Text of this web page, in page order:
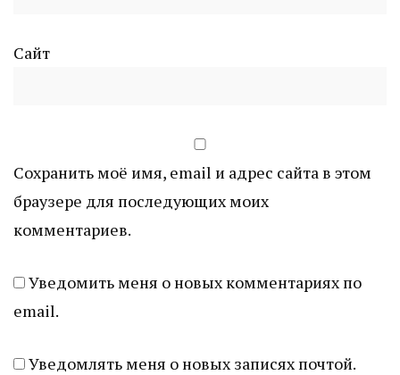
Сайт
Сохранить моё имя, email и адрес сайта в этом
браузере для последующих моих
комментариев.
Уведомить меня о новых комментариях по
email.
Уведомлять меня о новых записях почтой.